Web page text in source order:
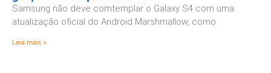
Samsung não deve comtemplar o Galaxy S4 com uma
atualização oficial do Android Marshmallow, como
Leia mais »